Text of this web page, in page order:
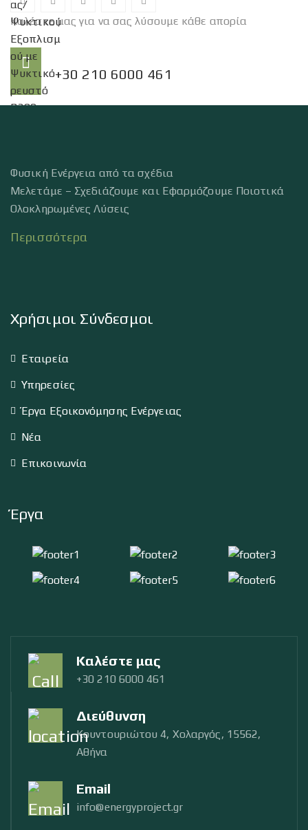
Καλέστε μας για να σας λύσουμε κάθε απορία
+30 210 6000 461
Φυσική Ενέργεια από τα σχέδια
Μελετάμε – Σχεδιάζουμε και Εφαρμόζουμε Ποιοτικά
Ολοκληρωμένες Λύσεις
Περισσότερα
Χρήσιμοι Σύνδεσμοι
Εταιρεία
Υπηρεσίες
Έργα Εξοικονόμησης Ενέργειας
Νέα
Επικοινωνία
Έργα
Καλέστε μας
+30 210 6000 461
Διεύθυνση
Κουντουριώτου 4, Χολαργός, 15562,
Αθήνα
Email
info@energyproject.gr